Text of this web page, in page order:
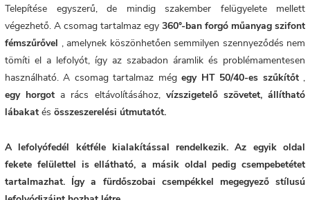
Telepítése egyszerű, de mindig szakember felügyelete mellett
végezhető. A csomag tartalmaz egy 360°-ban forgó műanyag szifont
fémszűrővel , amelynek köszönhetően semmilyen szennyeződés nem
tömíti el a lefolyót, így az szabadon áramlik és problémamentesen
használható. A csomag tartalmaz mégegy HT 50/40-es szűkítőt,
egy horgot a rács eltávolításához, vízszigetelő szövetet, állítható
lábakat és összeszerelési útmutatót.
A lefolyófedél kétféle kialakítással rendelkezik. Az egyik oldal
fekete felülettel is ellátható, a másik oldal pedig csempebetétet
tartalmazhat. Így a fürdőszobai csempékkel megegyező stílusú